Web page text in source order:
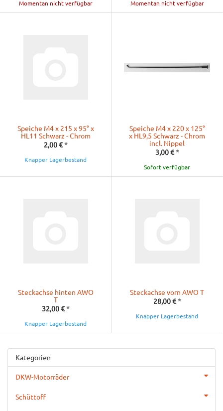
Momentan nicht verfügbar Momentan nicht verfügbar
Speiche M4 x 215 x 95° x
HL11 Schwarz - Chrom
2,00 €*
Knapper Lagerbestand
Speiche M4 x 220 x 125°
x HL9,5 Schwarz - Chrom
incl. Nippel
3,00 €*
Sofort verfügbar
Steckachse hinten AWO
T
32,00 €*
Knapper Lagerbestand
Steckachse vorn AWO T
28,00 €*
Knapper Lagerbestand
Kategorien
DKW-Motorräder
Schüttoff